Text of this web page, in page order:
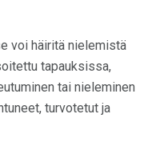
voi häiritä nielemistä
tapauksissa,
tai nieleminen
turvotetut ja